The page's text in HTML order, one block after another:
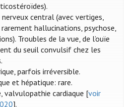
central (avec vertiges,
hallucinations, psychose,
Troubles de la vue, de l’ouïe
du seuil convulsif chez les
parfois irréversible.
et hépatique: rare.
valvulopathie cardiaque [voir
].